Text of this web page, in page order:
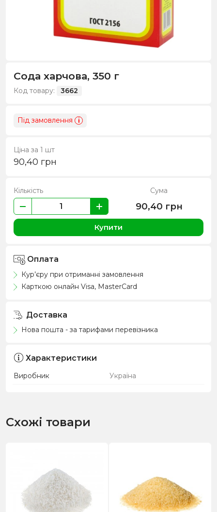
Сода харчова, 350 г
Код товару: 3662
Під замовлення i
Ціна за 1 шт
90,40 грн
Кількість Сума
90,40 грн
Купити
Оплата
Кур’єру при отриманні замовлення
Карткою онлайн Visa, MasterCard
Доставка
Нова пошта - за тарифами перевізника
Характеристики
Виробник Україна
Схожі товари